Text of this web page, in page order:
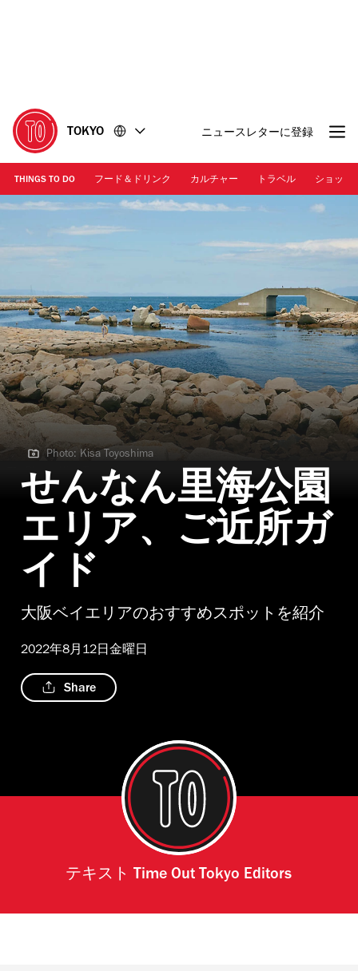
に
移
動
移
動
TOKYO ニュースレターに登録
THINGS TO DO フード＆ドリンク カルチャー トラベル ショッピ
Photo: Kisa Toyoshima
Photo: Kisa Toyoshima
せんなん里海公園
エリア、ご近所ガ
イド
大阪ベイエリアのおすすめスポットを紹介
2022年8月12日金曜日
Share
テキスト Time Out Tokyo Editors